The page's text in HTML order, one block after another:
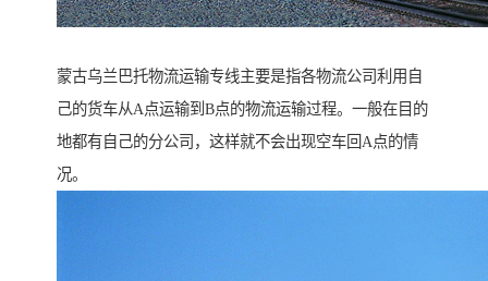
蒙古乌兰巴托物流运输专线主要是指各物流公司利用自
己的货车从A点运输到B点的物流运输过程。一般在目的
地都有自己的分公司，这样就不会出现空车回A点的情
况。